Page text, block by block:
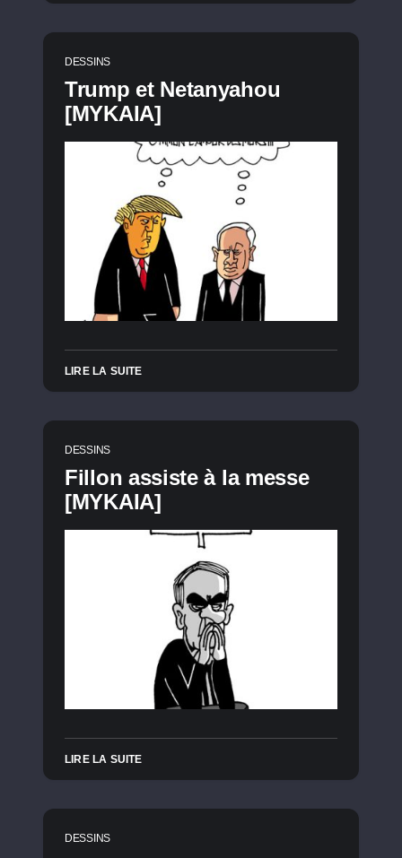
DESSINS
Trump et Netanyahou
[MYKAIA]
LIRE LA SUITE
DESSINS
Fillon assiste à la messe
[MYKAIA]
LIRE LA SUITE
DESSINS